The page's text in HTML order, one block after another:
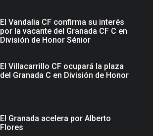
El Vandalia CF confirma su interés
por la vacante del Granada CF C en
División de Honor Sénior
El Villacarrillo CF ocupará la plaza
del Granada C en División de Honor
El Granada acelera por Alberto
Flores